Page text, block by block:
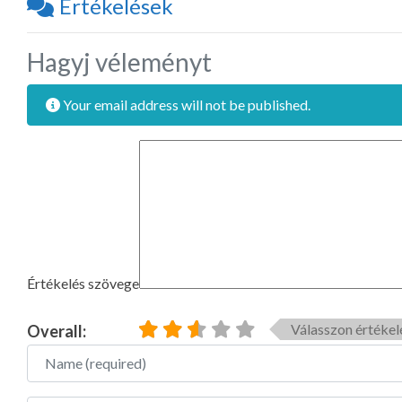
Értékelések
Hagyj véleményt
Your email address will not be published.
Értékelés szövege
Overall:
Válasszon
Name